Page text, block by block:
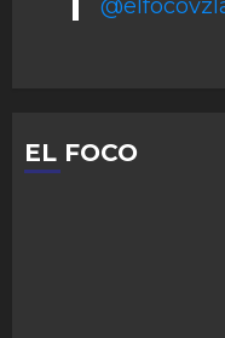
EL FOCO